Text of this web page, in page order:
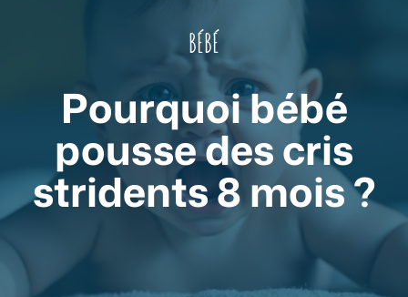
BÉBÉ
Pourquoi bébé
pousse des cris
stridents 8 mois ?